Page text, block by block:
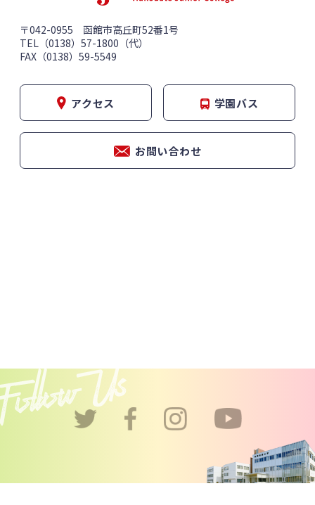
〒042-0955 函館市高丘町52番1号
TEL（0138）57-1800（代）
FAX（0138）59-5549
アクセス 学園バス
お問い合わせ